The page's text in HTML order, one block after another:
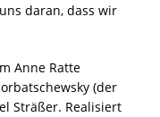
daran, dass wir
Anne Ratte
(der
Sträßer. Realisiert